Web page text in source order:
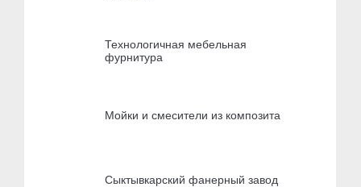
Технологичная мебельная
фурнитура
Мойки и смесители из композита
Сыктывкарский фанерный завод